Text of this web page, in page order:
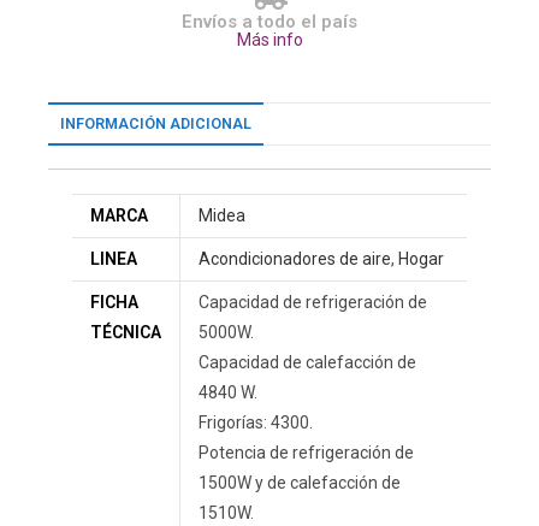
Envíos a todo el país
Más info
INFORMACIÓN ADICIONAL
MARCA Midea
LINEA Acondicionadores de aire, Hogar
FICHA
TÉCNICA
Capacidad de refrigeración de
5000W.
Capacidad de calefacción de
4840 W.
Frigorías: 4300.
Potencia de refrigeración de
1500W y de calefacción de
1510W.